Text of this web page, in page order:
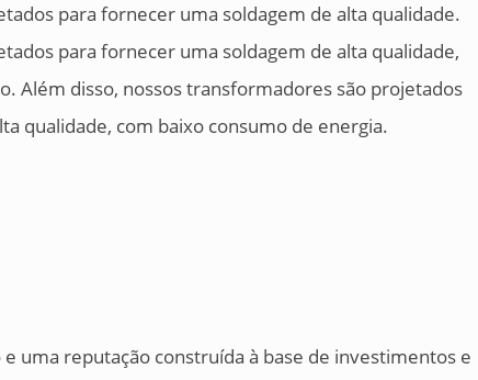
para fornecer uma soldagem de alta qualidade.
para fornecer uma soldagem de alta qualidade,
Além disso, nossos transformadores são projetados
qualidade, com baixo consumo de energia.
uma reputação construída à base de investimentos e